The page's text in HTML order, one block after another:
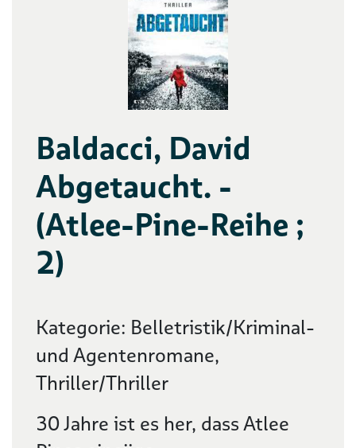
Baldacci, David
Abgetaucht. -
(Atlee-Pine-Reihe ;
2)
Kategorie: Belletristik/Kriminal-
und Agentenromane,
Thriller/Thriller
30 Jahre ist es her, dass Atlee